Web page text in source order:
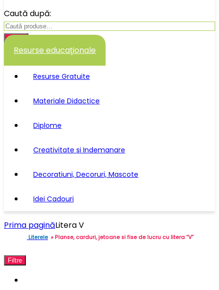
Caută după:
Caută
Resurse educaţionale
Resurse Gratuite
Materiale Didactice
Diplome
Creativitate si Indemanare
Decoratiuni, Decoruri, Mascote
Idei Cadouri
Prima paginăLitera V
Literele » Planse, carduri, jetoane si fise de lucru cu litera “V”
Filtre